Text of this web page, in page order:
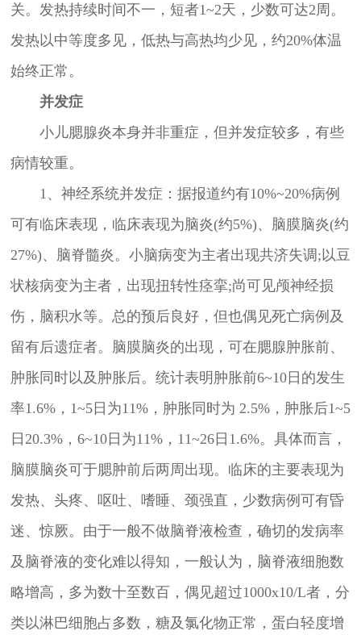
关。发热持续时间不一，短者1~2天，少数可达2周。
发热以中等度多见，低热与高热均少见，约20%体温
始终正常。
并发症
小儿腮腺炎本身并非重症，但并发症较多，有些
病情较重。
1、神经系统并发症：据报道约有10%~20%病例
可有临床表现，临床表现为脑炎(约5%)、脑膜脑炎(约
27%)、脑脊髓炎。小脑病变为主者出现共济失调;以豆
状核病变为主者，出现扭转性痉挛;尚可见颅神经损
伤，脑积水等。总的预后良好，但也偶见死亡病例及
留有后遗症者。脑膜脑炎的出现，可在腮腺肿胀前、
肿胀同时以及肿胀后。统计表明肿胀前6~10日的发生
率1.6%，1~5日为11%，肿胀同时为 2.5%，肿胀后1~5
日20.3%，6~10日为11%，11~26日1.6%。具体而言，
脑膜脑炎可于腮肿前后两周出现。临床的主要表现为
发热、头疼、呕吐、嗜睡、颈强直，少数病例可有昏
迷、惊厥。由于一般不做脑脊液检查，确切的发病率
及脑脊液的变化难以得知，一般认为，脑脊液细胞数
略增高，多为数十至数百，偶见超过1000x10/L者，分
类以淋巴细胞占多数，糖及氯化物正常，蛋白轻度增